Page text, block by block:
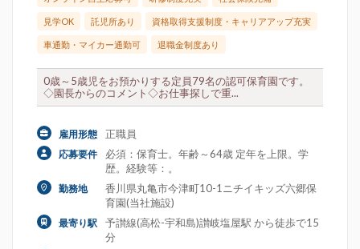
見学OK 託児所あり 資格取得支援制度・キャリアアップ充実
車通勤・マイカー通勤可 退職金制度あり
0歳～5歳児をお預かりする定員79名の認可保育園です。
◇園長からのコメント◇お仕事探しで重...
雇用形態 正職員
応募要件
必須：保育士。年齢～64歳 定年を上限。学
歴。経験等：。
勤務地
香川県丸亀市今津町10-1ニチイキッズ六郷保
育園(当社施設)
最寄り駅
予讃線(高松-宇和島)讃岐塩屋駅 から徒歩で15
分